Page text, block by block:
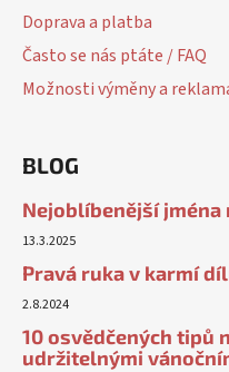
Doprava a platba
Často se nás ptáte / FAQ
Možnosti výměny a
BLOG
Nejoblíbenější jména
13.3.2025
Pravá ruka v karmí
2.8.2024
10 osvědčených tipů
udržitelnými